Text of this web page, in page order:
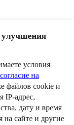
условия
согласие на
файлов cookie и
IP-адрес,
дату и время
на сайте и другие